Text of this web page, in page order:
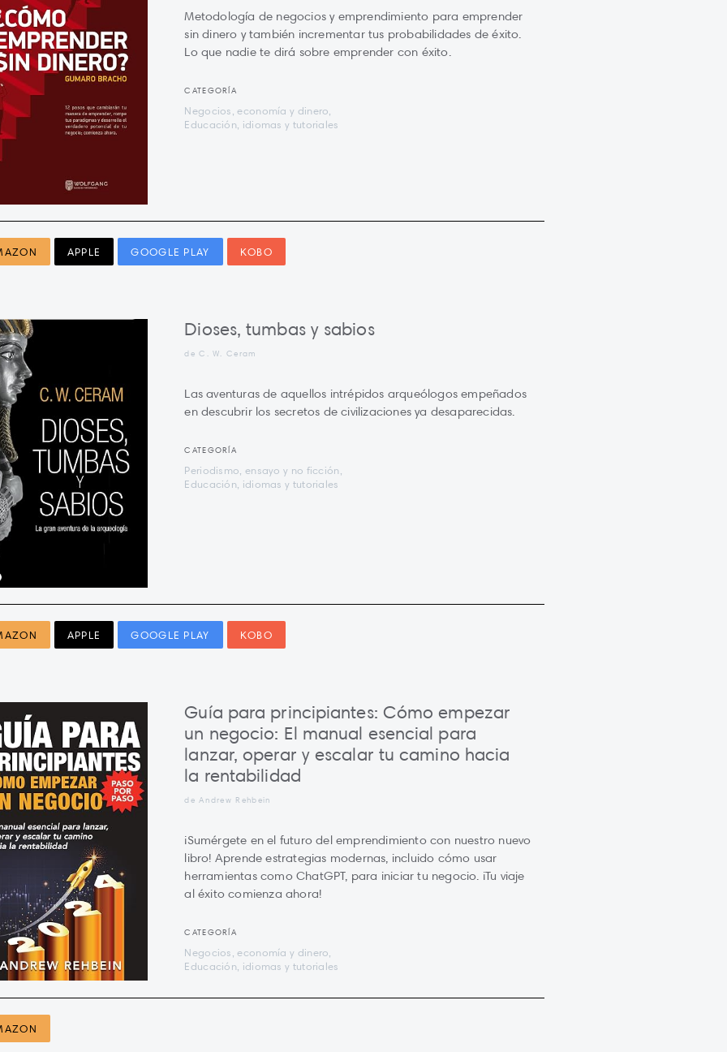
Metodología de negocios y emprendimiento para emprender
sin dinero y también incrementar tus probabilidades de éxito.
Lo que nadie te dirá sobre emprender con éxito.
CATEGORÍA
Negocios, economía y dinero,
Educación, idiomas y tutoriales
APPLE GOOGLE PLAY KOBO
Dioses, tumbas y sabios
de C. W. Ceram
Las aventuras de aquellos intrépidos arqueólogos empeñados
en descubrir los secretos de civilizaciones ya desaparecidas.
CATEGORÍA
Periodismo, ensayo y no ficción,
Educación, idiomas y tutoriales
APPLE GOOGLE PLAY KOBO
Guía para principiantes: Cómo empezar
un negocio: El manual esencial para
lanzar, operar y escalar tu camino hacia
la rentabilidad
de Andrew Rehbein
¡Sumérgete en el futuro del emprendimiento con nuestro nuevo
libro! Aprende estrategias modernas, incluido cómo usar
herramientas como ChatGPT, para iniciar tu negocio. ¡Tu viaje
al éxito comienza ahora!
CATEGORÍA
Negocios, economía y dinero,
Educación, idiomas y tutoriales